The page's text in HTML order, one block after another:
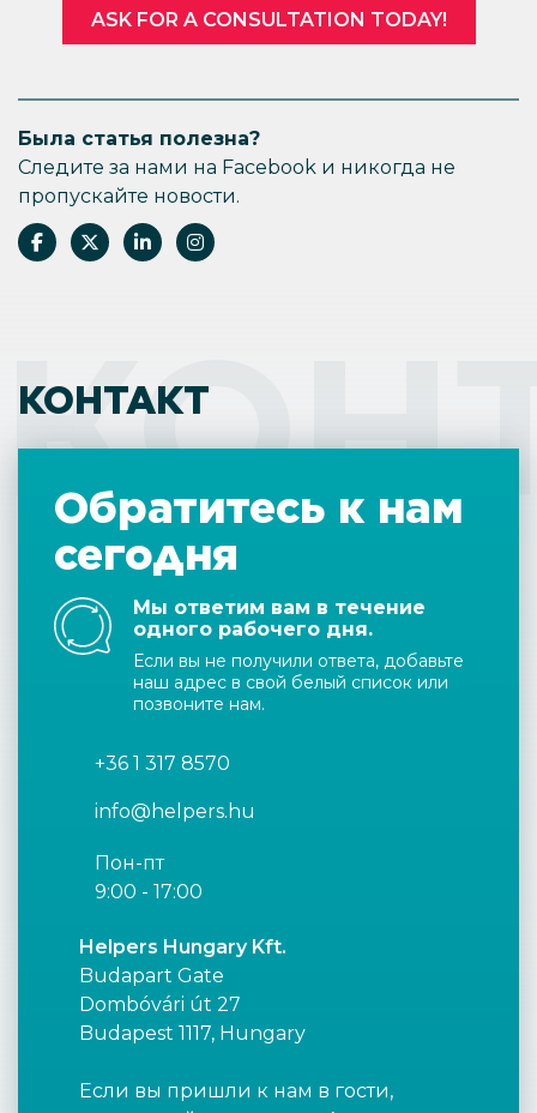
ASK FOR A CONSULTATION TODAY!
Была статья полезна?
Следите за нами на Facebook и никогда не
пропускайте новости.
КОНТАКТ
Обратитесь к нам
сегодня
Мы ответим вам в течение
одного рабочего дня.
Если вы не получили ответа, добавьте
наш адрес в свой белый список или
позвоните нам.
+36 1 317 8570
info@helpers.hu
Пон-пт
9:00 - 17:00
Helpers Hungary Kft.
Budapart Gate
Dombóvári út 27
Budapest 1117, Hungary
Если вы пришли к нам в гости,